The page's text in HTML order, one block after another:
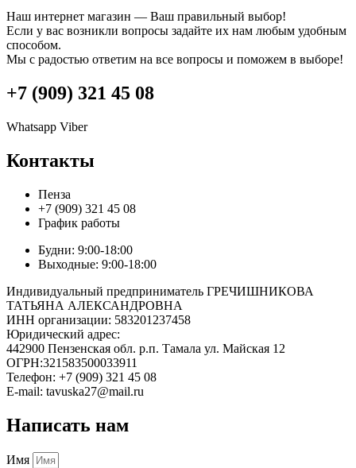
Наш интернет магазин — Ваш правильный выбор!
Если у вас возникли вопросы задайте их нам любым удобным
способом.
Мы с радостью ответим на все вопросы и поможем в выборе!
+7 (909) 321 45 08
Whatsapp Viber
Контакты
Пенза
+7 (909) 321 45 08
График работы
Будни: 9:00-18:00
Выходные: 9:00-18:00
Индивидуальный предприниматель ГРЕЧИШНИКОВА
ТАТЬЯНА АЛЕКСАНДРОВНА
ИНН организации: 583201237458
Юридический адрес:
442900 Пензенская обл. р.п. Тамала ул. Майская 12
ОГРН:321583500033911
Телефон: +7 (909) 321 45 08
E-mail: tavuska27@mail.ru
Написать нам
Имя